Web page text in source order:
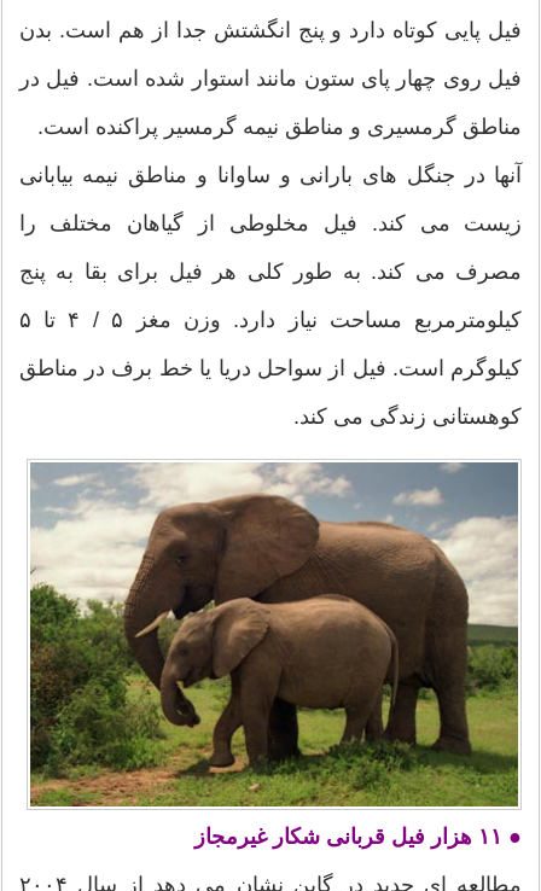
فیل پایی کوتاه دارد و پنج انگشتش جدا از هم است. بدن
فیل روی چهار پای ستون مانند استوار شده است. فیل در
مناطق گرمسیری و مناطق نیمه گرمسیر پراکنده است.
آنها در جنگل های بارانی و ساوانا و مناطق نیمه بیابانی
زیست می کند. فیل مخلوطی از گیاهان مختلف را
مصرف می کند. به طور کلی هر فیل برای بقا به پنج
کیلومترمربع مساحت نیاز دارد. وزن مغز ۵ / ۴ تا ۵
کیلوگرم است. فیل از سواحل دریا یا خط برف در مناطق
کوهستانی زندگی می کند.
● ۱۱ هزار فیل قربانی شکار غیرمجاز
مطالعه ای جدید در گابن نشان می دهد از سال ۲۰۰۴